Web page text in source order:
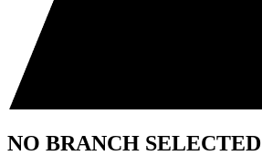
NO BRANCH SELECTED